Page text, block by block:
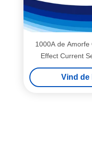
1000A de
Effect Current
Vind de